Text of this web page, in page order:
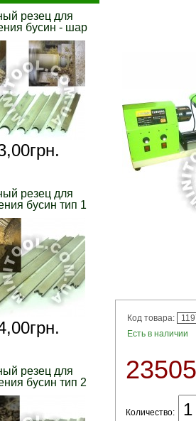
Код товара:
Есть в наличии
23505
Количество:
резец для
бусин - шар
00грн.
резец для
бусин тип 1
00грн.
резец для
бусин тип 2